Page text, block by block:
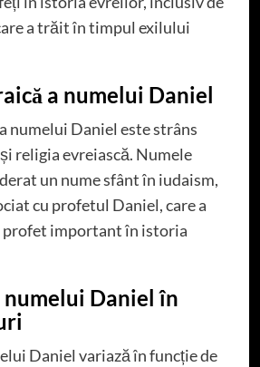
a trăit în timpul exilului
a numelui Daniel
numelui Daniel este strâns
religia evreiască. Numele
un nume sfânt în iudaism,
cu profetul Daniel, care a
profet important în istoria
Daniel în
Daniel variază în funcție de